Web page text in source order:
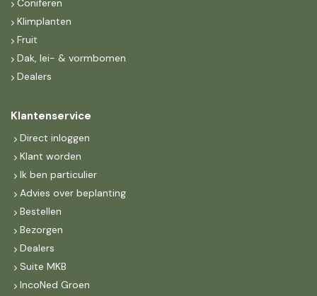
Coniferen
Klimplanten
Fruit
Dak, lei- & vormbomen
Dealers
Klantenservice
Direct inloggen
Klant worden
Ik ben particulier
Advies over beplanting
Bestellen
Bezorgen
Dealers
Suite MKB
IncoNed Groen